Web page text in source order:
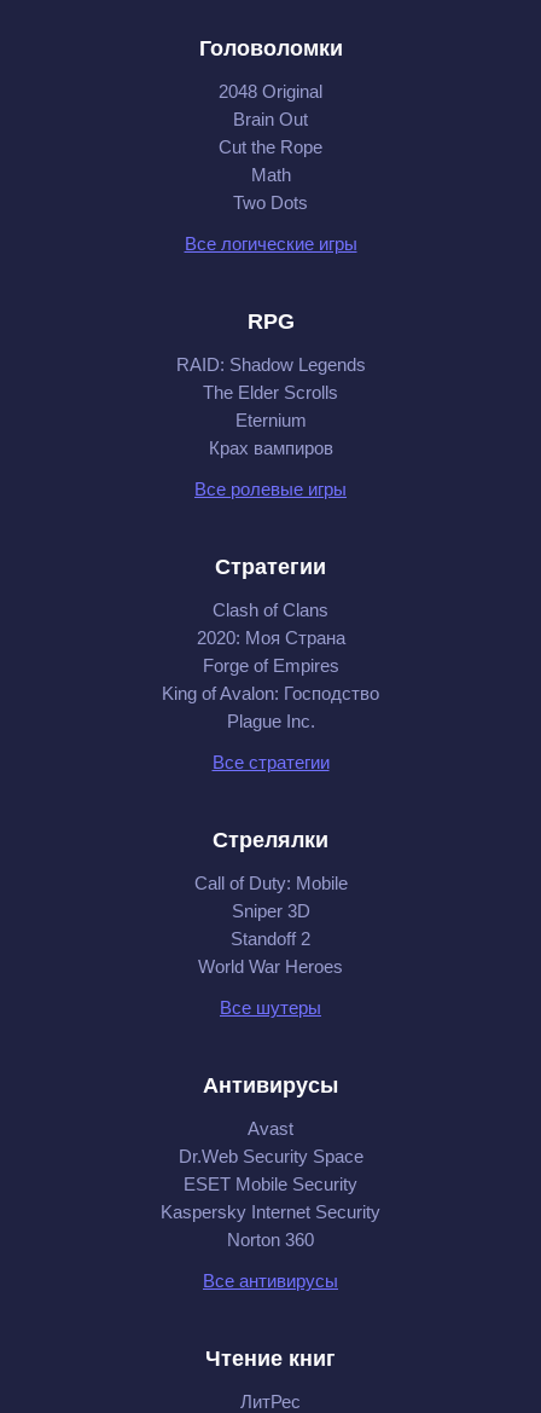
Головоломки
2048 Original
Brain Out
Cut the Rope
Math
Two Dots
Все логические игры
RPG
RAID: Shadow Legends
The Elder Scrolls
Eternium
Крах вампиров
Все ролевые игры
Стратегии
Clash of Clans
2020: Моя Cтрана
Forge of Empires
King of Avalon: Господство
Plague Inc.
Все стратегии
Стрелялки
Call of Duty: Mobile
Sniper 3D
Standoff 2
World War Heroes
Все шутеры
Антивирусы
Avast
Dr.Web Security Space
ESET Mobile Security
Kaspersky Internet Security
Norton 360
Все антивирусы
Чтение книг
ЛитРес